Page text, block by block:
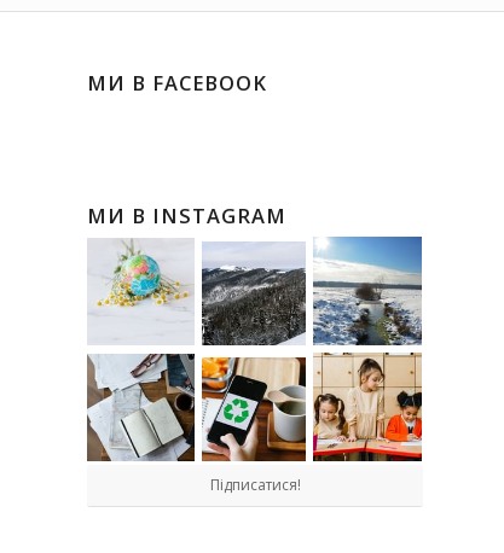
МИ В FACEBOOK
МИ В INSTAGRAM
Підписатися!